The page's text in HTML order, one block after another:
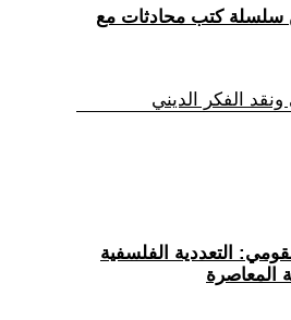
سلسلة كتب محادثات مع
ونقد الفكر الديني
التعددية الفلسفية
المعاصرة